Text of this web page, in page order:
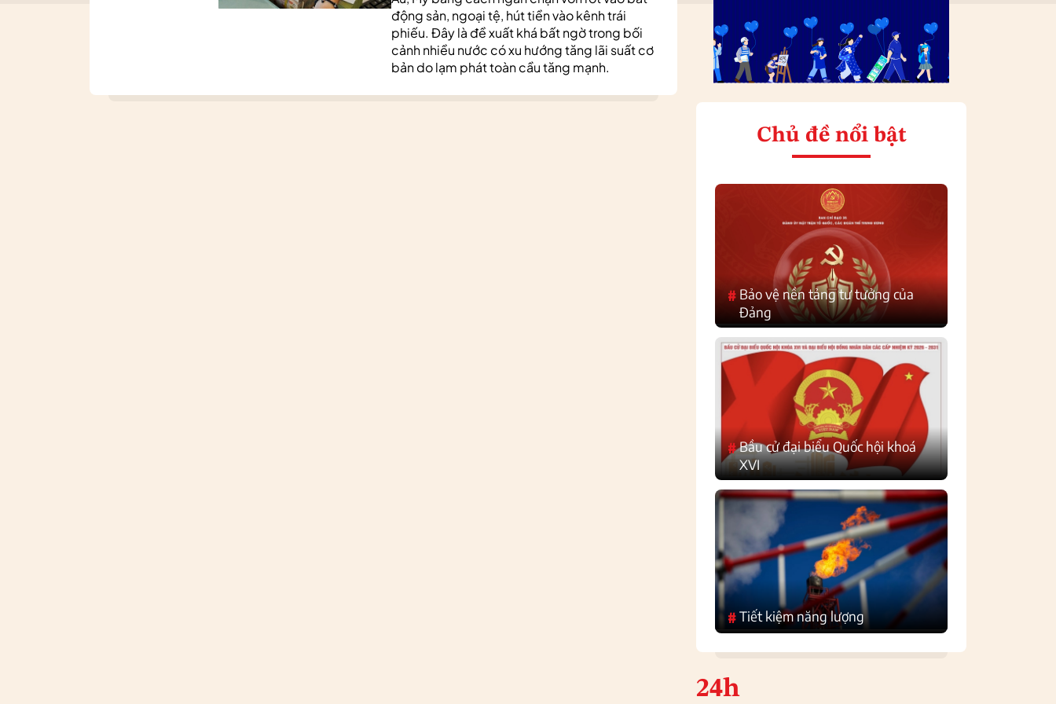
động sản, ngoại tệ, hút tiền vào kênh trái
phiếu. Đây là đề xuất khá bất ngờ trong bối
cảnh nhiều nước có xu hướng tăng lãi suất cơ
bản do lạm phát toàn cầu tăng mạnh.
Chủ đề nổi bật
#Bảo vệ nền tảng tư tưởng của
Đảng
#Bầu cử đại biểu Quốc hội khoá
XVI
#Tiết kiệm năng lượng
24h